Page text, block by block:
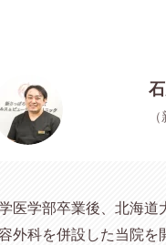
医学部卒業後、北海
外科を併設した当院を